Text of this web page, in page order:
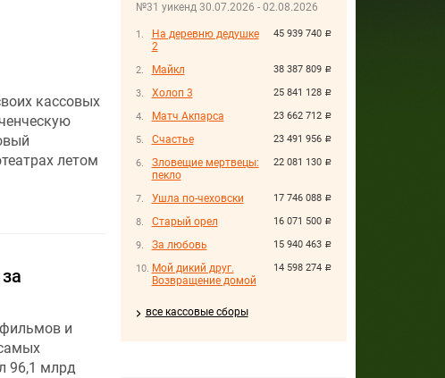
№31 уикенд 30.07.2026 - 02.08.2026
45 939 740 руб.
На деревню дедушке
2
38 387 809 руб.
Майкл
25 841 128 руб.
Холоп 3
23 662 712 руб.
Матч Акпарса
23 491 956 руб.
Счастье
22 081 130 руб.
Зловещие мертвецы:
пекло
17 746 088 руб.
Ушла по-чеховски
16 071 500 руб.
Старый орел
15 940 463 руб.
За любовь
14 598 274 руб.
Мой дикий друг.
Возвращение домой
все кассовые сборы
кассовых
летом
и
96,1 млрд